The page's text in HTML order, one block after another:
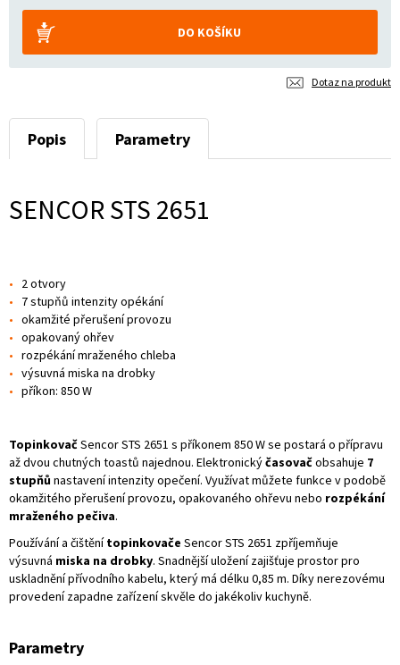
Dotaz na produkt
Popis Parametry
SENCOR STS 2651
2 otvory
7 stupňů intenzity opékání
okamžité přerušení provozu
opakovaný ohřev
rozpékání mraženého chleba
výsuvná miska na drobky
příkon: 850 W
TopinkovačSencor STS 2651 s příkonem 850 Wse postará o přípravu
až dvou chutných toastů najednou. Elektronickýčasovačobsahuje 7
stupňů nastavení intenzity opečení. Využívat můžete funkce v podobě
okamžitého přerušení provozu, opakovaného ohřevu nebo rozpékání
mraženého pečiva.
Používání a čištěnítopinkovače Sencor STS 2651 zpříjemňuje
výsuvná miska na drobky. Snadnější uložení zajišťuje prostor pro
uskladnění přívodního kabelu, který má délku 0,85 m. Díky nerezovému
provedení zapadne zařízení skvěle do jakékoliv kuchyně.
Parametry